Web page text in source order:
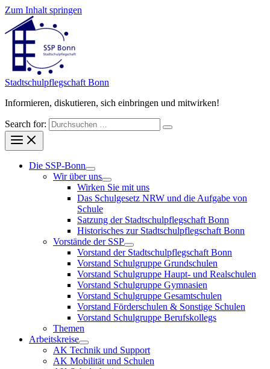
Zum Inhalt springen
Stadt­schul­pfleg­schaft Bonn
Informieren, diskutieren, sich einbringen und mitwirken!
Search for:
Die SSP-Bonn
Wir über uns
Wirken Sie mit uns
Das Schulgesetz NRW und die Aufgabe von
Schule
Satzung der Stadtschulpflegschaft Bonn
Historisches zur Stadtschulpflegschaft Bonn
Vorstände der SSP
Vorstand der Stadtschulpflegschaft Bonn
Vorstand Schulgruppe Grundschulen
Vorstand Schulgruppe Haupt- und Realschulen
Vorstand Schulgruppe Gymnasien
Vorstand Schulgruppe Gesamtschulen
Vorstand Förderschulen & Sonstige Schulen
Vorstand Schulgruppe Berufskollegs
Themen
Arbeitskreise
AK Technik und Support
AK Mobilität und Schulen